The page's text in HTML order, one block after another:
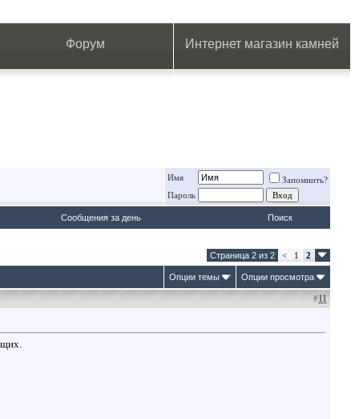
Форум Интернет магазин камней
Имя
Запомнить?
Пароль
Сообщения за день Поиск
Страница 2 из 2 < 1 2
Опции темы Опции просмотра
#11